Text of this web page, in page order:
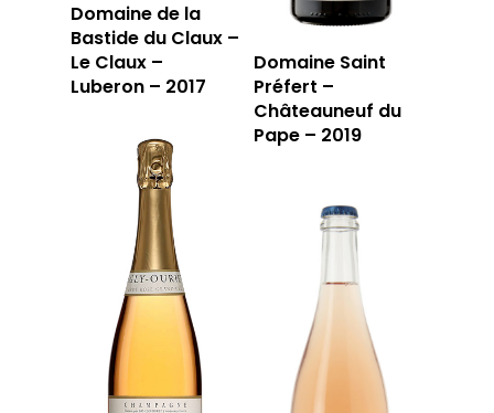
Domaine de la
Bastide du Claux –
Le Claux –
Luberon – 2017
Domaine Saint
Préfert –
Châteauneuf du
Pape – 2019